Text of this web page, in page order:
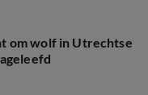
om wolf in Utrechtse